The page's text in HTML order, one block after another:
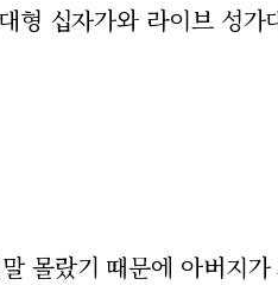
형 십자가와 라이브 성가
몰랐기 때문에 아버지가